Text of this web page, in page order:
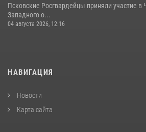
Псковские Росгвардейцы приняли участие в
Западного о...
04 августа 2026, 12:16
НАВИГАЦИЯ
Новости
Карта сайта